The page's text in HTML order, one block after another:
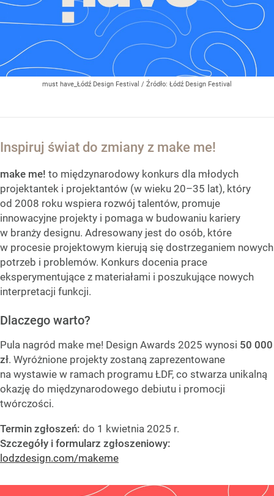
must have_Łódź Design Festival / Źródło: Łódź Design Festival
Inspiruj świat do zmiany z make me!
make me! to międzynarodowy konkurs dla młodych
projektantek i projektantów (w wieku 20–35 lat), który
od 2008 roku wspiera rozwój talentów, promuje
innowacyjne projekty i pomaga w budowaniu kariery
w branży designu. Adresowany jest do osób, które
w procesie projektowym kierują się dostrzeganiem nowych
potrzeb i problemów. Konkurs docenia prace
eksperymentujące z materiałami i poszukujące nowych
interpretacji funkcji.
Dlaczego warto?
Pula nagród make me! Design Awards 2025 wynosi 50 000
zł. Wyróżnione projekty zostaną zaprezentowane
na wystawie w ramach programu ŁDF, co stwarza unikalną
okazję do międzynarodowego debiutu i promocji
twórczości.
Termin zgłoszeń: do 1 kwietnia 2025 r.
Szczegóły i formularz zgłoszeniowy:
lodzdesign.com/makeme